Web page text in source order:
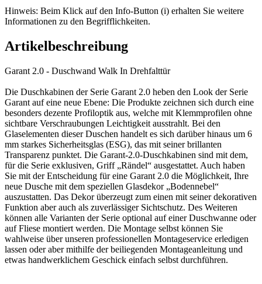
Hinweis: Beim Klick auf den Info-Button (i) erhalten Sie weitere
Informationen zu den Begrifflichkeiten.
Artikelbeschreibung
Garant 2.0 - Duschwand Walk In Drehfalttür
Die Duschkabinen der Serie Garant 2.0 heben den Look der Serie
Garant auf eine neue Ebene: Die Produkte zeichnen sich durch eine
besonders dezente Profiloptik aus, welche mit Klemmprofilen ohne
sichtbare Verschraubungen Leichtigkeit ausstrahlt. Bei den
Glaselementen dieser Duschen handelt es sich darüber hinaus um 6
mm starkes Sicherheitsglas (ESG), das mit seiner brillanten
Transparenz punktet. Die Garant-2.0-Duschkabinen sind mit dem,
für die Serie exklusiven, Griff „Rändel“ ausgestattet. Auch haben
Sie mit der Entscheidung für eine Garant 2.0 die Möglichkeit, Ihre
neue Dusche mit dem speziellen Glasdekor „Bodennebel“
auszustatten. Das Dekor überzeugt zum einen mit seiner dekorativen
Funktion aber auch als zuverlässiger Sichtschutz. Des Weiteren
können alle Varianten der Serie optional auf einer Duschwanne oder
auf Fliese montiert werden. Die Montage selbst können Sie
wahlweise über unseren professionellen Montageservice erledigen
lassen oder aber mithilfe der beiliegenden Montageanleitung und
etwas handwerklichem Geschick einfach selbst durchführen.